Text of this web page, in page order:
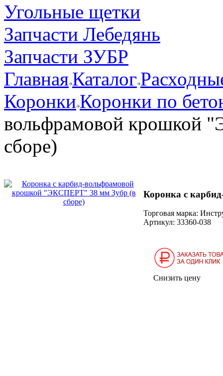
Угольные щетки
Запчасти Лебедянь
Запчасти ЗУБР
ГлавнаяКаталог
Коронки Коронки по
вольфрамовой крошкой
сборе)
Коронка с
Торговая марка:
Артикул: 33360-038
Снизить цену